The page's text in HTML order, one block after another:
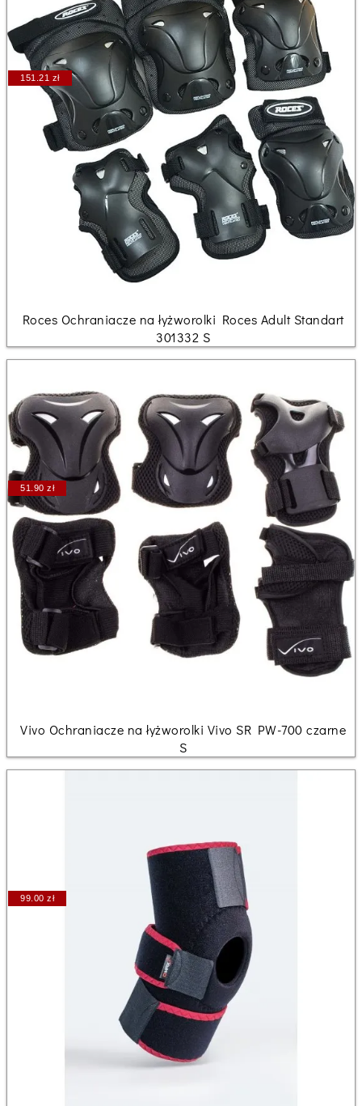
151.21 zł
Roces Ochraniacze na łyżworolki Roces Adult Standart
301332 S
51.90 zł
Vivo Ochraniacze na łyżworolki Vivo SR PW-700 czarne
S
99.00 zł